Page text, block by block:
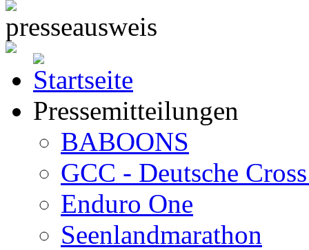
Pressemitteilungen
BABOONS
GCC - Deutsche
Enduro One
Seenlandmarathon